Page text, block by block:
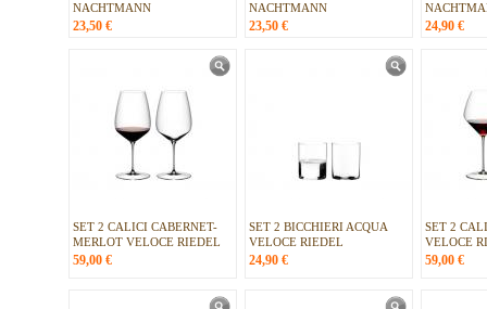
NACHTMANN
23,50 €
NACHTMANN
23,50 € 24,90 €
SET 2 CALICI CABERNET-
MERLOT VELOCE RIEDEL
59,00 €
SET 2 BICCHIERI ACQUA
VELOCE RIEDEL
24,90 €
SET 2
VELOCE
59,00 €